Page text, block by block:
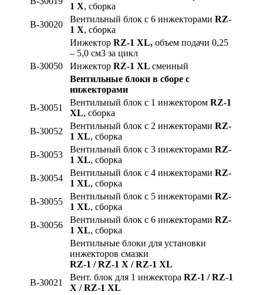
1 X, сборка
B-30020
Вентильный блок с 6 инжекторами RZ-
1 X, сборка
Инжектор RZ-1 XL, объем подачи 0,25
– 5,0 см3 за цикл
B-30050
Инжектор RZ-1 XL сменный
Вентильные блоки в сборе с
инжекторами
B-30051
Вентильный блок с 1 инжектором RZ-1
XL, сборка
B-30052
Вентильный блок с 2 инжекторами RZ-
1 XL, сборка
B-30053
Вентильный блок с 3 инжекторами RZ-
1 XL, сборка
B-30054
Вентильный блок с 4 инжекторами RZ-
1 XL, сборка
B-30055
Вентильный блок с 5 инжекторами RZ-
1 XL, сборка
B-30056
Вентильный блок с 6 инжекторами RZ-
1 XL, сборка
Вентильные блоки для установки
инжекторов смазки
RZ-1 / RZ-1 X / RZ-1 XL
B-30021
Вент. блок для 1 инжектора RZ-1 / RZ-1
X / RZ-1 XL